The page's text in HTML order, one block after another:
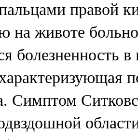
правой
на животе
болезненность
Симптом